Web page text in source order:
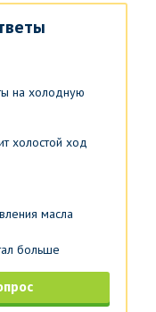
на холодную
холостой ход
масла
больше